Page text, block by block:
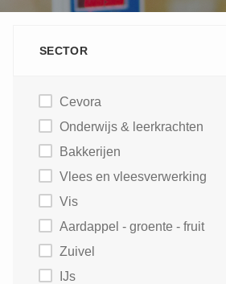
SECTOR
Cevora
Onderwijs & leerkrachten
Bakkerijen
Vlees en vleesverwerking
Vis
Aardappel - groente - fruit
Zuivel
IJs